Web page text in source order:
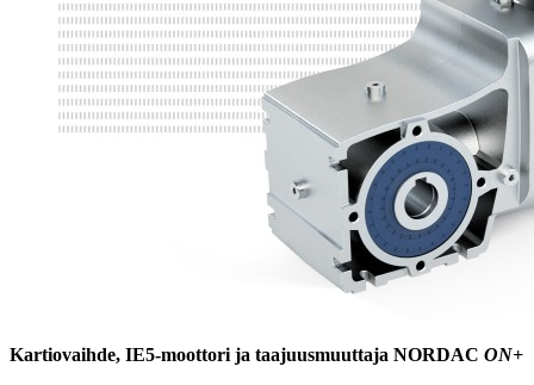
Kartiovaihde, IE5-moottori ja taajuusmuuttaja NORDAC ON+